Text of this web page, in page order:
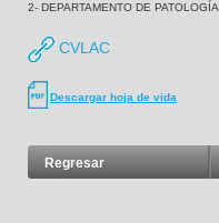
2- DEPARTAMENTO DE PATOLOGÍA
CVLAC
Descargar hoja de vida
Regresar